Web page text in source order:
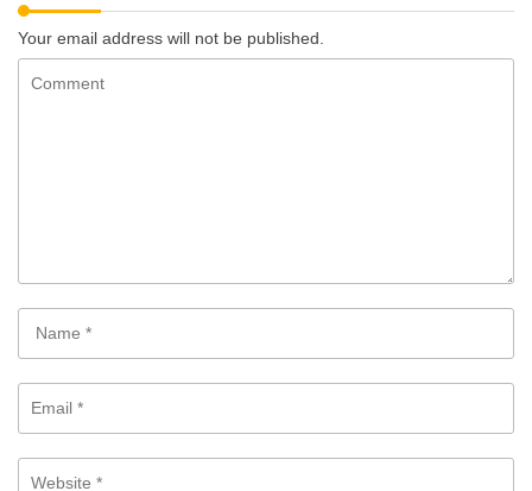
Your email address will not be published.